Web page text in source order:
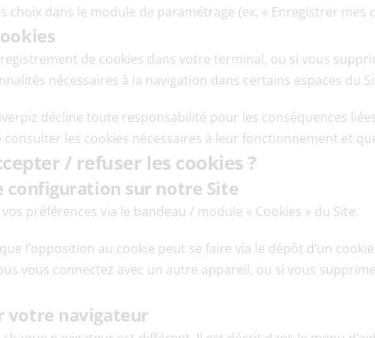
choix dans le module de paramétrage (ex. « Enregistrer mes
de cookies dans votre terminal, ou si vous
nécessaires à la navigation dans certains espaces du
décline toute responsabilité pour les conséquences
consulter les cookies nécessaires à leur fonctionnement et
/ refuser les cookies ?
configuration sur notre Site
préférences via le bandeau / module « Cookies » du Site.
l’opposition au cookie peut se faire via le dépôt d’un
vous connectez avec un autre appareil, ou si vous
votre navigateur